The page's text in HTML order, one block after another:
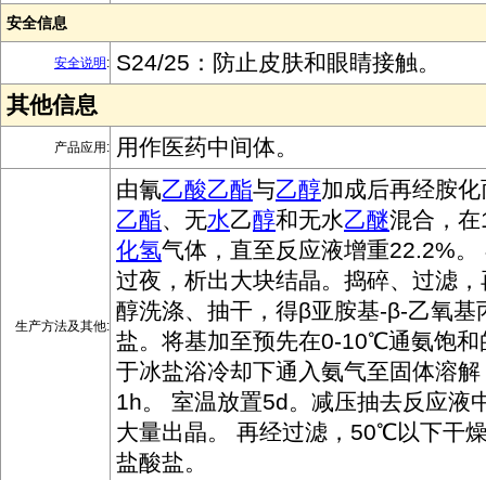
安全信息
安全说明 : S24/25：防止皮肤和眼睛接触。
其他信息
产品应用: 用作医药中间体。
生产方法及其他:
由氰乙酸乙酯与乙醇加成后再经胺
乙酯、无水乙醇和无水乙醚混合，
化氢气体，直至反应液增重22.2%
过夜，析出大块结晶。捣碎、过滤
醇洗涤、抽干，得β亚胺基-β-乙氧基
盐。将基加至预先在0-10℃通氨饱和
于冰盐浴冷却下通入氨气至固体溶
1h。 室温放置5d。减压抽去反应液
大量出晶。 再经过滤，50℃以下干
盐酸盐。